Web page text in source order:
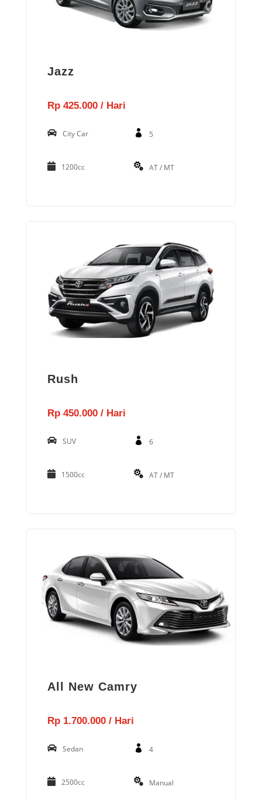
Jazz
Rp 425.000 / Hari
City Car 5
1200cc AT / MT
Rush
Rp 450.000 / Hari
SUV 6
1500cc AT / MT
All New Camry
Rp 1.700.000 / Hari
Sedan 4
2500cc Manual